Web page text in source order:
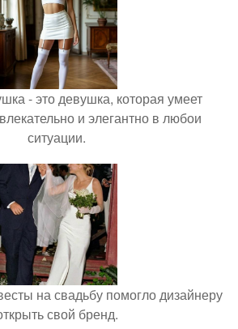
- это девушка, которая умеет
и элегантно в любои
ситуации.
на свадьбу помогло дизайнеру
свой бренд.